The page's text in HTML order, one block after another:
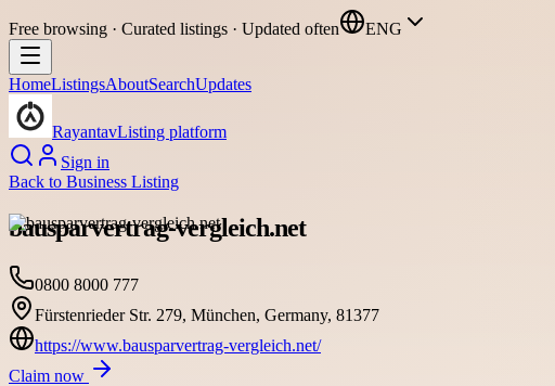
Free browsing · Curated listings · Updated often ENG
HomeListingsAboutSearchUpdates
RayantavListing platform
Sign in
Back to Business Listing
bausparvertrag-vergleich.net
0800 8000 777
Fürstenrieder Str. 279, München, Germany, 81377
https://www.bausparvertrag-vergleich.net/
Claim now